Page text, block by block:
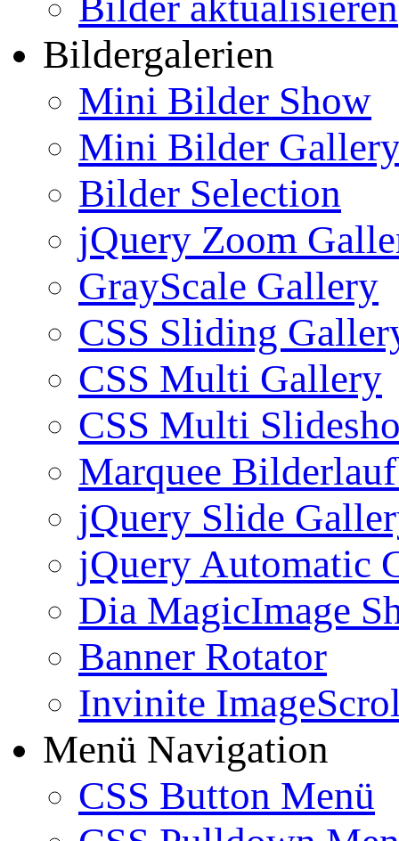
Bildergalerien
Mini Bilder Show
Mini Bilder
Bilder Selection
jQuery Zoom
GrayScale Gallery
CSS Sliding
CSS Multi Gallery
CSS Multi
Marquee
jQuery Slide
jQuery Automatic
Dia MagicImage
Banner Rotator
Invinite
Menü Navigation
CSS Button Menü